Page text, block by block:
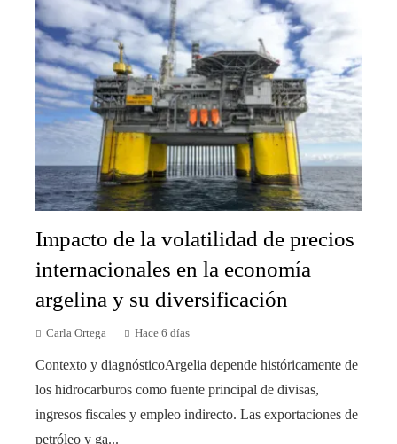
Impacto de la volatilidad de precios
internacionales en la economía
argelina y su diversificación
Carla Ortega Hace 6 días
Contexto y diagnósticoArgelia depende históricamente de
los hidrocarburos como fuente principal de divisas,
ingresos fiscales y empleo indirecto. Las exportaciones de
petróleo y ga...